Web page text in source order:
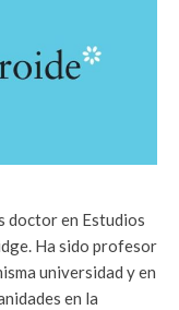
doctor en Estudios
Ha sido profesor
universidad y en
en la